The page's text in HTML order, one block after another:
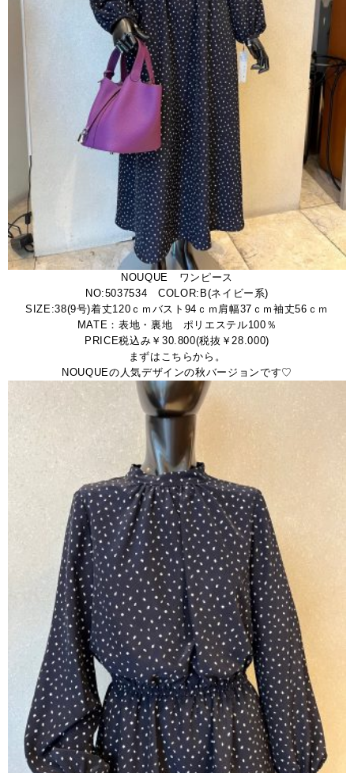
NOUQUE ワンピース
NO:5037534 COLOR:B(ネイビー系)
SIZE:38(9号)着丈120ｃｍバスト94ｃｍ肩幅37ｃｍ袖丈56ｃｍ
MATE：表地・裏地 ポリエステル100％
PRICE税込み￥30.800(税抜￥28.000)
まずはこちらから。
NOUQUEの人気デザインの秋バージョンです♡